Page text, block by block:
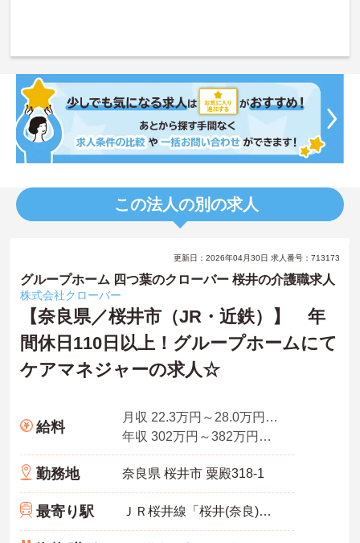
この法人の別の求人
更新日：2026年04月30日 求人番号：713173
グループホーム 四つ葉のクローバー 桜井の介護職求人
株式会社クローバー
【奈良県／桜井市（JR・近鉄）】 年
間休日110日以上！グループホームにて
ケアマネジャーの求人☆
給料
月収 22.3万円～28.0万円程度（諸手当込）
年収 302万円～382万円程度
勤務地 奈良県 桜井市 粟殿318-1
最寄り駅 ＪＲ桜井線「桜井(奈良)駅」徒歩9分